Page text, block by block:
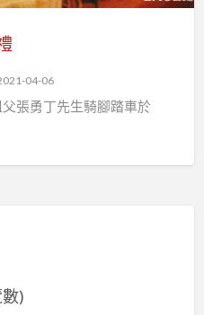
04-06
張勇丁先生騎腳踏車於
)